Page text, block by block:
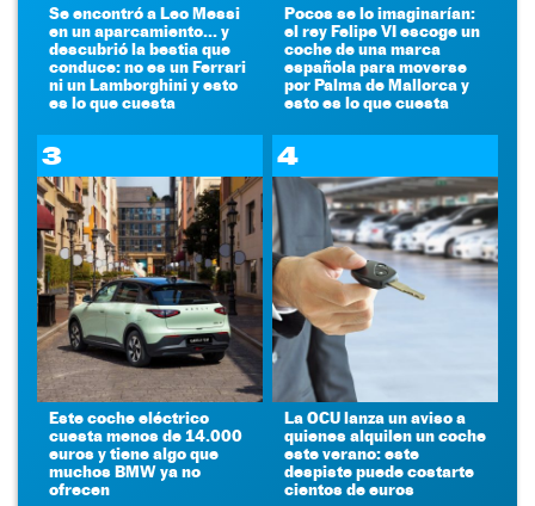
Se encontró a Leo Messi
en un aparcamiento... y
descubrió la bestia que
conduce: no es un Ferrari
ni un Lamborghini y esto
es lo que cuesta
Pocos se lo imaginarían:
el rey Felipe VI escoge un
coche de una marca
española para moverse
por Palma de Mallorca y
esto es lo que cuesta
3
Este coche eléctrico
cuesta menos de 14.000
euros y tiene algo que
muchos BMW ya no
ofrecen
4
La OCU lanza un aviso a
quienes alquilen un coche
este verano: este
despiste puede costarte
cientos de euros